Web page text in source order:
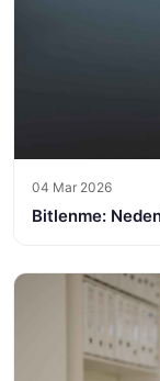
04 Mar 2026
Bitlenme: